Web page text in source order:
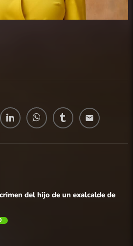
email
del hijo de un exalcalde de